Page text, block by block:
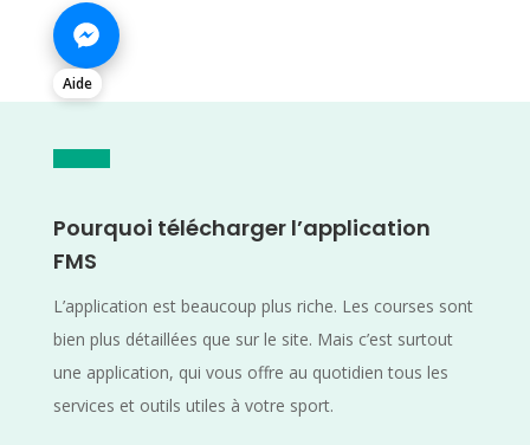
Aide
Pourquoi télécharger l’application
FMS
L’application est beaucoup plus riche. Les courses sont
bien plus détaillées que sur le site. Mais c’est surtout
une application, qui vous offre au quotidien tous les
services et outils utiles à votre sport.